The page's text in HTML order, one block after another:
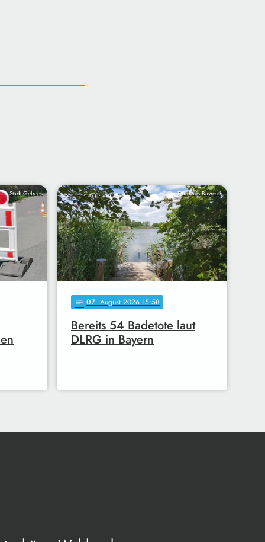
Stadt Gefrees Funkhaus Bayreuth
notes 07. August 2026 15:58
Bereits 54 Badetote laut
DLRG in Bayern